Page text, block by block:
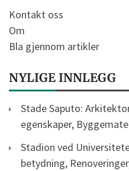
Kontakt oss
Om
Bla gjennom artikler
NYLIGE INNLEGG
Stade Saputo:
egenskaper,
Stadion ved
betydning,